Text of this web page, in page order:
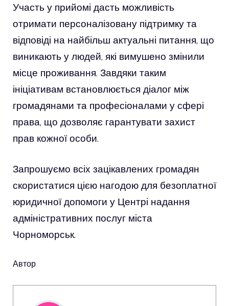
Участь у прийомі дасть можливість
отримати персоналізовану підтримку та
відповіді на найбільш актуальні питання, що
виникають у людей, які вимушено змінили
місце проживання. Завдяки таким
ініціативам встановлюється діалог між
громадянами та професіоналами у сфері
права, що дозволяє гарантувати захист
прав кожної особи.
Запрошуємо всіх зацікавлених громадян
скористатися цією нагодою для безоплатної
юридичної допомоги у Центрі надання
адміністративних послуг міста
Чорноморськ.
Автор